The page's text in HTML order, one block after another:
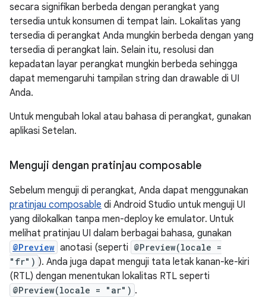
secara signifikan berbeda dengan perangkat yang
tersedia untuk konsumen di tempat lain. Lokalitas yang
tersedia di perangkat Anda mungkin berbeda dengan yang
tersedia di perangkat lain. Selain itu, resolusi dan
kepadatan layar perangkat mungkin berbeda sehingga
dapat memengaruhi tampilan string dan drawable di UI
Anda.
Untuk mengubah lokal atau bahasa di perangkat, gunakan
aplikasi Setelan.
Menguji dengan pratinjau composable
Sebelum menguji di perangkat, Anda dapat menggunakan
pratinjau composable di Android Studio untuk menguji UI
yang dilokalkan tanpa men-deploy ke emulator. Untuk
melihat pratinjau UI dalam berbagai bahasa, gunakan
@Preview anotasi (seperti @Preview(locale =
"fr") ). Anda juga dapat menguji tata letak kanan-ke-kiri
(RTL) dengan menentukan lokalitas RTL seperti
@Preview(locale = "ar") .